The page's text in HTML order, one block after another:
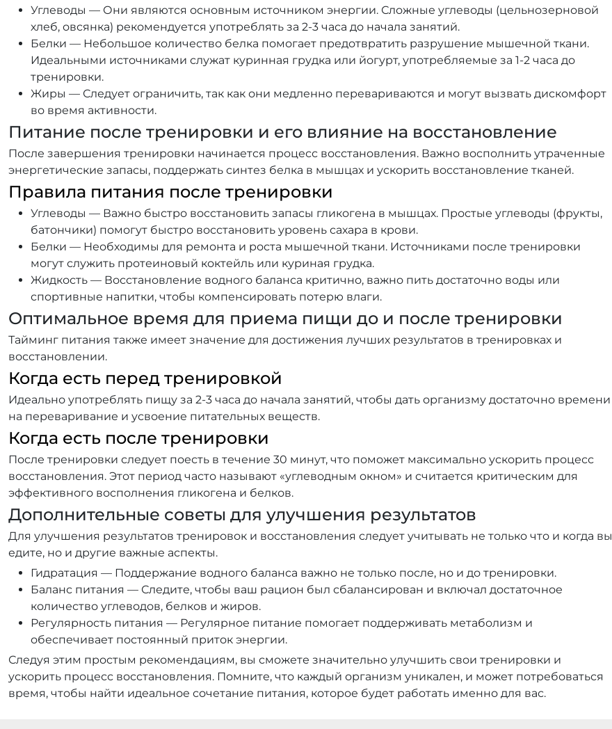
Углеводы — Они являются основным источником энергии. Сложные углеводы (цельнозерновой
хлеб, овсянка) рекомендуется употреблять за 2-3 часа до начала занятий.
Белки — Небольшое количество белка помогает предотвратить разрушение мышечной ткани.
Идеальными источниками служат куринная грудка или йогурт, употребляемые за 1-2 часа до
тренировки.
Жиры — Следует ограничить, так как они медленно перевариваются и могут вызвать дискомфорт
во время активности.
Питание после тренировки и его влияние на восстановление
После завершения тренировки начинается процесс восстановления. Важно восполнить утраченные
энергетические запасы, поддержать синтез белка в мышцах и ускорить восстановление тканей.
Правила питания после тренировки
Углеводы — Важно быстро восстановить запасы гликогена в мышцах. Простые углеводы (фрукты,
батончики) помогут быстро восстановить уровень сахара в крови.
Белки — Необходимы для ремонта и роста мышечной ткани. Источниками после тренировки
могут служить протеиновый коктейль или куриная грудка.
Жидкость — Восстановление водного баланса критично, важно пить достаточно воды или
спортивные напитки, чтобы компенсировать потерю влаги.
Оптимальное время для приема пищи до и после тренировки
Тайминг питания также имеет значение для достижения лучших результатов в тренировках и
восстановлении.
Когда есть перед тренировкой
Идеально употреблять пищу за 2-3 часа до начала занятий, чтобы дать организму достаточно времени
на переваривание и усвоение питательных веществ.
Когда есть после тренировки
После тренировки следует поесть в течение 30 минут, что поможет максимально ускорить процесс
восстановления. Этот период часто называют «углеводным окном» и считается критическим для
эффективного восполнения гликогена и белков.
Дополнительные советы для улучшения результатов
Для улучшения результатов тренировок и восстановления следует учитывать не только что и когда вы
едите, но и другие важные аспекты.
Гидратация — Поддержание водного баланса важно не только после, но и до тренировки.
Баланс питания — Следите, чтобы ваш рацион был сбалансирован и включал достаточное
количество углеводов, белков и жиров.
Регулярность питания — Регулярное питание помогает поддерживать метаболизм и
обеспечивает постоянный приток энергии.
Следуя этим простым рекомендациям, вы сможете значительно улучшить свои тренировки и
ускорить процесс восстановления. Помните, что каждый организм уникален, и может потребоваться
время, чтобы найти идеальное сочетание питания, которое будет работать именно для вас.